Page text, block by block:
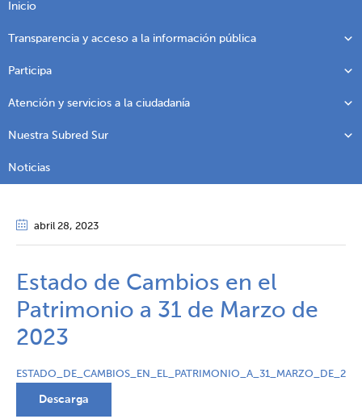
Inicio
Transparencia y acceso a la información pública
Participa
Atención y servicios a la ciudadanía
Nuestra Subred Sur
Noticias
abril 28, 2023
Estado de Cambios en el
Patrimonio a 31 de Marzo de
2023
Descarga